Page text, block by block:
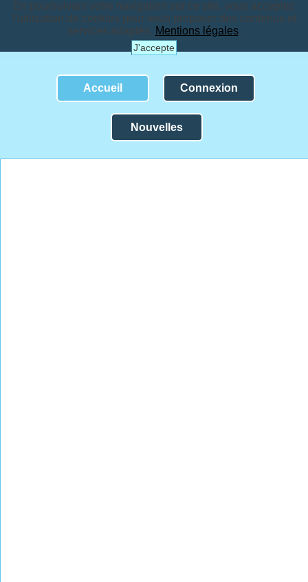
En poursuivant votre navigation sur ce site, vous acceptez
l'utilisation de cookies pour vous proposer des contenus et
services adaptés. Mentions légales.
J'accepte
Accueil Connexion
Nouvelles